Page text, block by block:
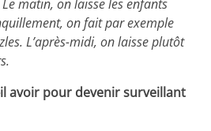
matin, on laisse les enfants
on fait par exemple
L’après-midi, on laisse plutôt
avoir pour devenir surveillant